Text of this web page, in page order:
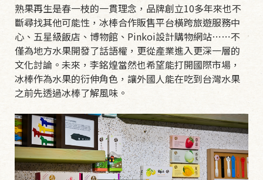
熟果再生是春一枝的一貫理念，品牌創立10多年來也不
斷尋找其他可能性，冰棒合作販售平台橫跨旅遊服務中
心、五星級飯店、博物館、Pinkoi設計購物網站⋯⋯不
僅為地方水果開發了話語權，更從產業進入更深一層的
文化討論。未來，李銘煌當然也希望能打開國際市場，
冰棒作為水果的衍伸角色，讓外國人能在吃到台灣水果
之前先透過冰棒了解風味。